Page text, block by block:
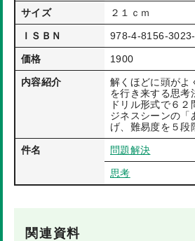
サイズ ２１ｃｍ
ＩＳＢＮ 978-4-8156-
価格 1900
内容紹介
解くほどに頭が
を行き来する思考
ドリル形式で６
ジネスシーンの「
げ、難易度を５段
件名 問題解決
思考
関連資料